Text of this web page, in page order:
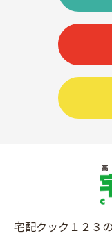
宅配クック１２３